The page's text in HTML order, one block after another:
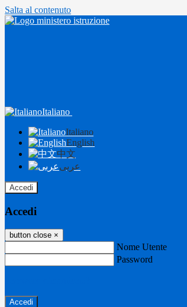
Salta al contenuto
Italiano
Italiano
English
中文
عربى
Accedi
Accedi
button close ×
Nome Utente
Password